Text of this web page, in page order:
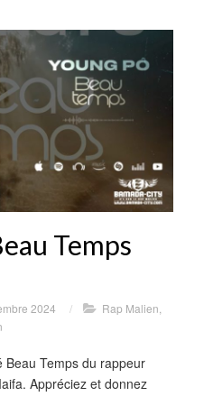
Temps
2024 / Rap Malien
Beau Temps du rappeur
Appréciez et donnez